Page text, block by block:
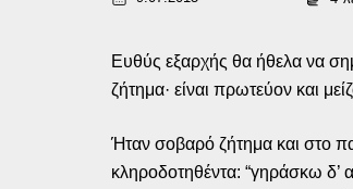
Ευθύς εξαρχής θα ήθελα να
ζήτημα· είναι πρωτεύον και
Ήταν σοβαρό ζήτημα και στο
κληροδοτηθέντα: “γηράσκω δ’